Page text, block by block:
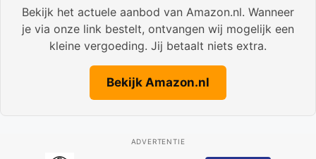
Bekijk het actuele aanbod van Amazon.nl. Wanneer
je via onze link bestelt, ontvangen wij mogelijk een
kleine vergoeding. Jij betaalt niets extra.
Bekijk Amazon.nl
ADVERTENTIE